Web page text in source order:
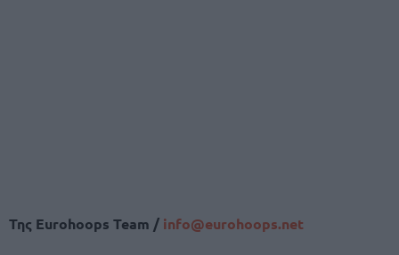
Της Eurohoops Team / info@eurohoops.net